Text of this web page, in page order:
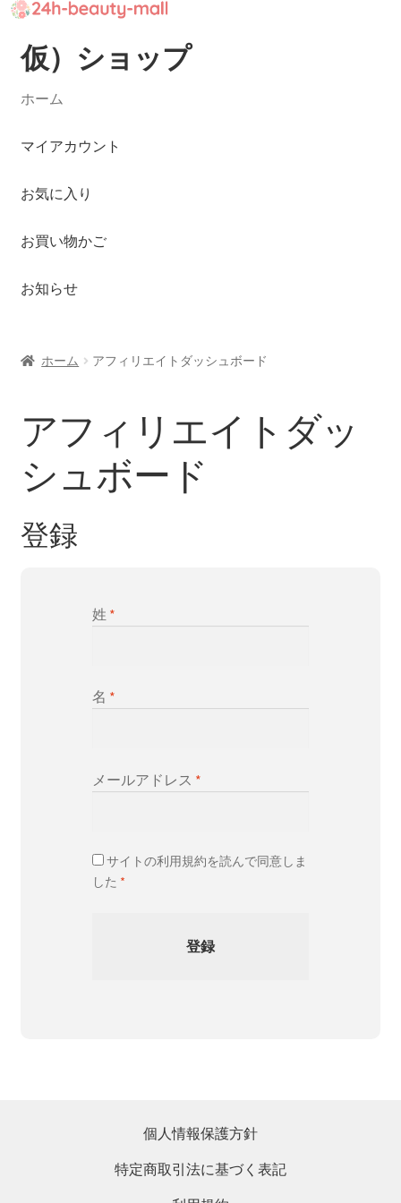
ナ
ビ
ゲ
シ
ン
キ
プ
コ
ン
テ
ツ
ス
プ
仮）ショップ
ホーム
マイアカウント
お気に入り
お買い物かご
お知らせ
ホーム アフィリエイトダッシュボード
アフィリエイトダッ
シュボード
登録
姓 *
名 *
メールアドレス *
サイトの利用規約を読んで同意しま
した *
個人情報保護方針
特定商取引法に基づく表記